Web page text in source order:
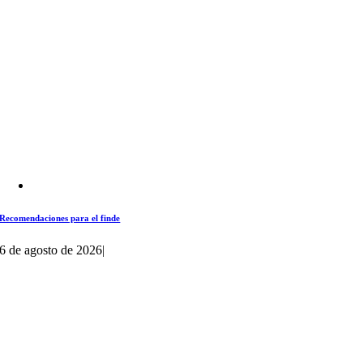
Recomendaciones para el finde
6 de agosto de 2026|